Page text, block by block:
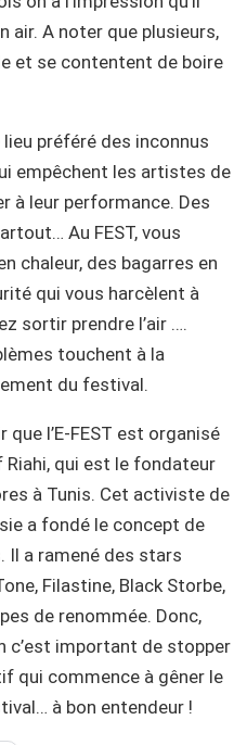
air. A noter que plusieurs,
et se contentent de boire
préféré des inconnus
empêchent les artistes de
à leur performance. Des
Au FEST, vous
chaleur, des bagarres en
qui vous harcèlent à
sortir prendre l’air ….
touchent à la
du festival.
l’E-FEST est organisé
Riahi, qui est le fondateur
à Tunis. Cet activiste de
a fondé le concept de
Il a ramené des stars
Filastine, Black Storbe,
de renommée. Donc,
c’est important de stopper
qui commence à gêner le
à bon entendeur !